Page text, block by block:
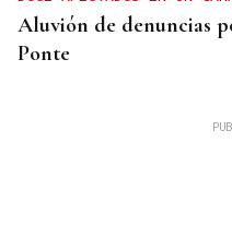
Aluvión de denuncias
Ponte